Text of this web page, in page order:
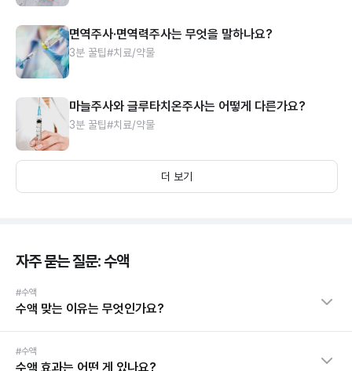
면역주사·면역력주사는 무엇을 말하나요?
3분 꿀팁#치료/약물
마늘주사와 글루타치온주사는 어떻게 다른가요?
3분 꿀팁#치료/약물
더 보기
자주 묻는 질문: 수액
#수액
수액 맞는 이유는 무엇인가요?
#수액
수액 효과는 어떤 게 있나요?